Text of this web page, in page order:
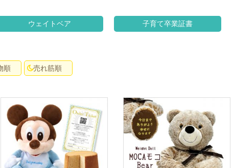
ウェイトベア 子育て卒業証書
順 売れ筋順